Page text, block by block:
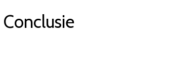
Conclusie